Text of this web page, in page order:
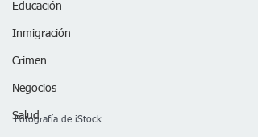
Educación
Inmigración
Crimen
Negocios
Salud
Fotografía de iStock